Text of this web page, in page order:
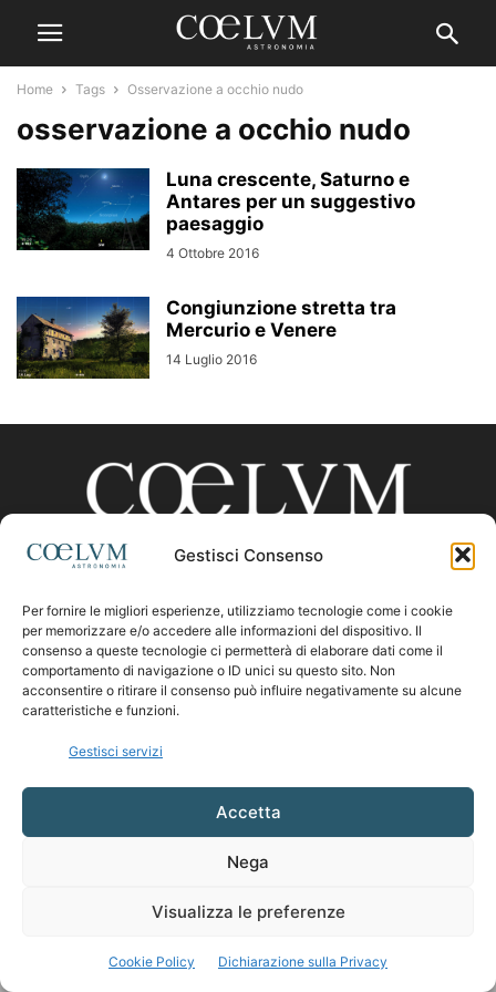
Gestisci Consenso
Per fornire le migliori esperienze, utilizziamo tecnologie come i cookie
per memorizzare e/o accedere alle informazioni del dispositivo. Il
consenso a queste tecnologie ci permetterà di elaborare dati come il
comportamento di navigazione o ID unici su questo sito. Non
acconsentire o ritirare il consenso può influire negativamente su alcune
caratteristiche e funzioni.
Gestisci servizi
Accetta
Nega
Visualizza le preferenze
Cookie Policy Dichiarazione sulla Privacy
Home Tags Osservazione a occhio nudo
osservazione a occhio nudo
Luna crescente, Saturno e
Antares per un suggestivo
paesaggio
4 Ottobre 2016
Congiunzione stretta tra
Mercurio e Venere
14 Luglio 2016
CHI SIAMO
Contattaci:coelumastro@coelum.com